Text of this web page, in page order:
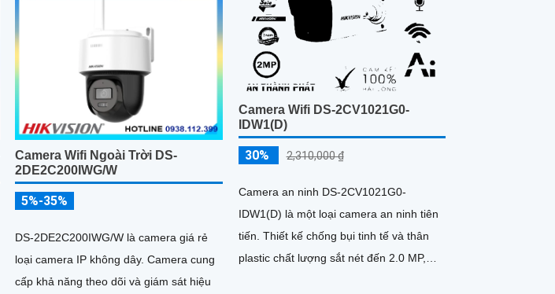
Camera Wifi Ngoài Trời DS-
2DE2C200IWG/W
5%-35%
DS-2DE2C200IWG/W là camera giá rẻ
loại camera IP không dây. Camera cung
cấp khả năng theo dõi và giám sát hiệu
Camera Wifi DS-2CV1021G0-
IDW1(D)
30% 2,310,000 ₫
Camera an ninh DS-2CV1021G0-
IDW1(D) là một loại camera an ninh tiên
tiến. Thiết kế chống bụi tinh tế và thân
plastic chất lượng sắt nét đến 2.0 MP,